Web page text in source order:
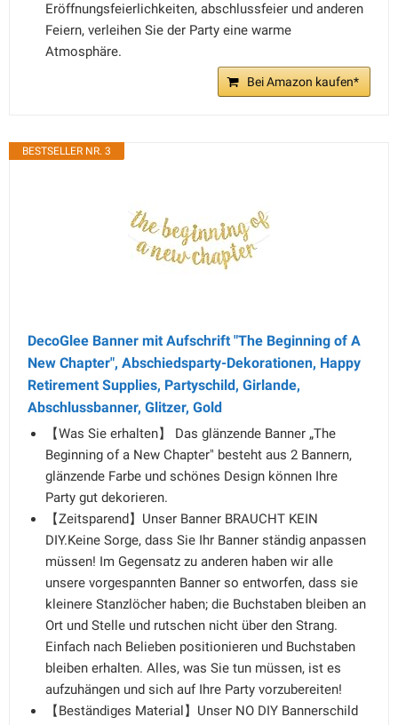
Eröffnungsfeierlichkeiten, abschlussfeier und anderen
Feiern, verleihen Sie der Party eine warme
Atmosphäre.
Bei Amazon kaufen*
BESTSELLER NR. 3
DecoGlee Banner mit Aufschrift "The Beginning of A
New Chapter", Abschiedsparty-Dekorationen, Happy
Retirement Supplies, Partyschild, Girlande,
Abschlussbanner, Glitzer, Gold
【Was Sie erhalten】 Das glänzende Banner „The
Beginning of a New Chapter" besteht aus 2 Bannern,
glänzende Farbe und schönes Design können Ihre
Party gut dekorieren.
【Zeitsparend】Unser Banner BRAUCHT KEIN
DIY.Keine Sorge, dass Sie Ihr Banner ständig anpassen
müssen! Im Gegensatz zu anderen haben wir alle
unsere vorgespannten Banner so entworfen, dass sie
kleinere Stanzlöcher haben; die Buchstaben bleiben an
Ort und Stelle und rutschen nicht über den Strang.
Einfach nach Belieben positionieren und Buchstaben
bleiben erhalten. Alles, was Sie tun müssen, ist es
aufzuhängen und sich auf Ihre Party vorzubereiten!
【Beständiges Material】Unser NO DIY Bannerschild